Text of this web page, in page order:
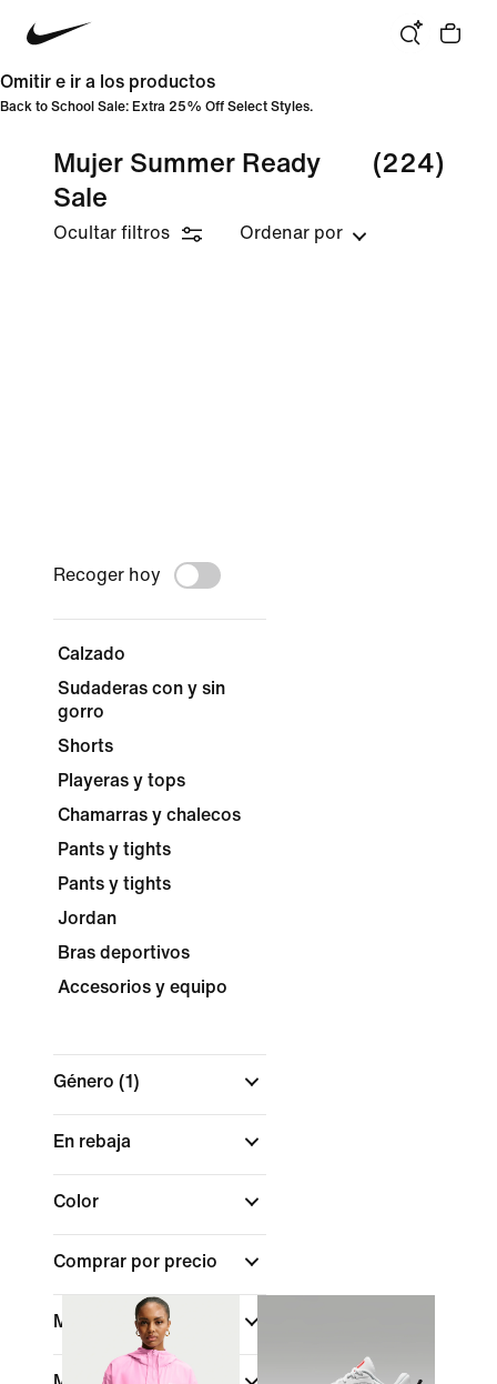
Omitir e ir a los productos
Back to School Sale: Extra 25% Off Select Styles.
Mujer Summer Ready
Sale
(224)
Ocultar filtros Ordenar por
Recoger hoy
Calzado
Sudaderas con y sin
gorro
Shorts
Playeras y tops
Chamarras y chalecos
Pants y tights
Pants y tights
Jordan
Bras deportivos
Accesorios y equipo
Género (1)
En rebaja
Color
Comprar por precio
Material